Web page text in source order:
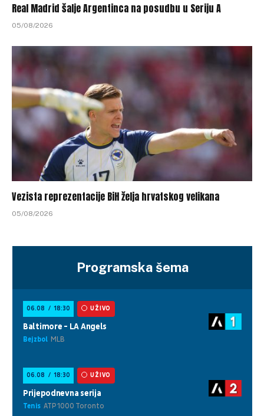
Real Madrid šalje Argentinca na posudbu u Seriju A
05/08/2026
Vezista reprezentacije BiH želja hrvatskog velikana
05/08/2026
Programska šema